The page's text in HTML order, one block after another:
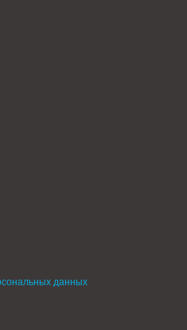
данных